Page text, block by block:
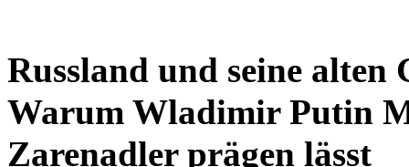
Russland und seine alten
Warum Wladimir Putin
Zarenadler prägen lässt